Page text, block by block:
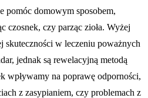
pomóc domowym sposobem,
czosnek, czy parząc zioła. Wyżej
skuteczności w leczeniu poważnych
jednak są rewelacyjną metodą
wpływamy na poprawę odporności,
z zasypianiem, czy problemach z